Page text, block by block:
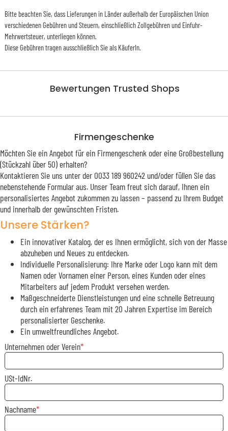
Bewertungen Trusted Shops
Bitte beachten Sie, dass Lieferungen in Länder außerhalb der Europäischen Union
verschiedenen Gebühren und Steuern, einschließlich Zollgebühren und Einfuhr-
Mehrwertsteuer, unterliegen können.
Diese Gebühren tragen ausschließlich Sie als KäuferIn.
Firmengeschenke
Möchten Sie ein Angebot für ein Firmengeschenk oder eine Großbestellung
(Stückzahl über 50) erhalten?
Kontaktieren Sie uns unter der 0033 189 960242 und/oder füllen Sie das
nebenstehende Formular aus. Unser Team freut sich darauf, Ihnen ein
personalisiertes Angebot zukommen zu lassen – passend zu Ihrem Budget
und innerhalb der gewünschten Fristen.
Unsere Stärken?
Ein innovativer Katalog, der es Ihnen ermöglicht, sich von der Masse
abzuheben und Neues zu entdecken.
Individuelle Personalisierung: Ihre Marke oder Logo kann mit dem
Namen oder Vornamen einer Person, eines Kunden oder eines
Mitarbeiters auf jedem Produkt versehen werden.
Maßgeschneiderte Dienstleistungen und eine schnelle Betreuung
durch ein erfahrenes Team mit 20 Jahren Expertise im Bereich
personalisierter Geschenke.
Ein umweltfreundliches Angebot.
Unternehmen oder Verein
USt-IdNr.
Nachname